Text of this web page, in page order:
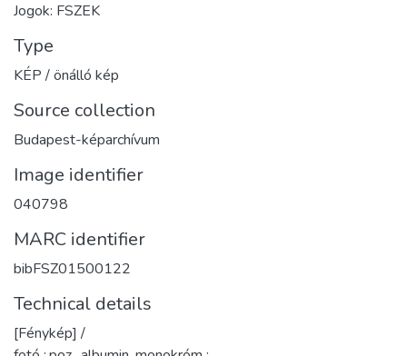
Jogok: FSZEK
Type
KÉP / önálló kép
Source collection
Budapest-képarchívum
Image identifier
040798
MARC identifier
bibFSZ01500122
Technical details
[Fénykép] /